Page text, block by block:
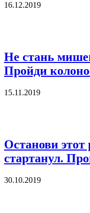
16.12.2019
Не стань
Пройди
15.11.2019
Останови этот
стартанул.
30.10.2019